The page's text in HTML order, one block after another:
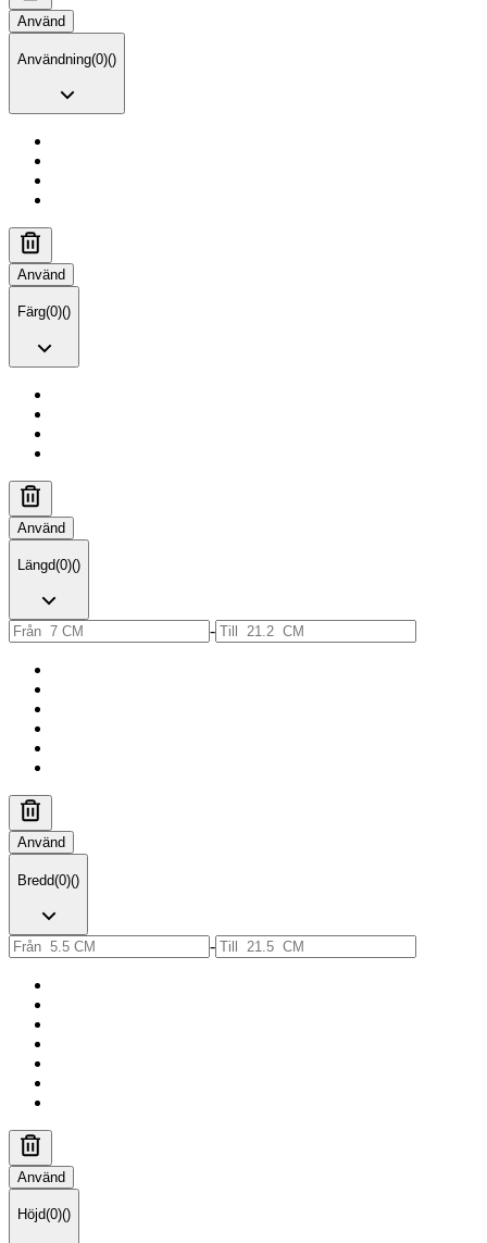
Använd
Användning(0)()
Använd
Färg(0)()
Använd
Längd(0)()
-
Använd
Bredd(0)()
-
Använd
Höjd(0)()